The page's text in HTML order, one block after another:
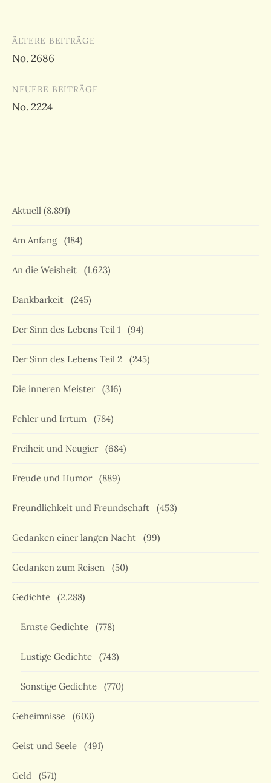
Beitragsnavigation
ÄLTERE BEITRÄGE
No. 2686
NEUERE BEITRÄGE
No. 2224
Aktuell (8.891)
Am Anfang (184)
An die Weisheit (1.623)
Dankbarkeit (245)
Der Sinn des Lebens Teil 1 (94)
Der Sinn des Lebens Teil 2 (245)
Die inneren Meister (316)
Fehler und Irrtum (784)
Freiheit und Neugier (684)
Freude und Humor (889)
Freundlichkeit und Freundschaft (453)
Gedanken einer langen Nacht (99)
Gedanken zum Reisen (50)
Gedichte (2.288)
Ernste Gedichte (778)
Lustige Gedichte (743)
Sonstige Gedichte (770)
Geheimnisse (603)
Geist und Seele (491)
Geld (571)